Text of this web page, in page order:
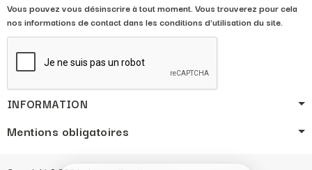
Vous pouvez vous désinscrire à tout moment. Vous trouverez pour cela
nos informations de contact dans les conditions d'utilisation du site.
INFORMATION
Mentions obligatoires